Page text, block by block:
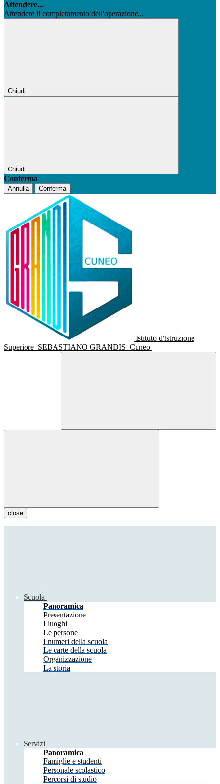
Attendere...
Attendere il completamento dell'operazione...
Chiudi
Chiudi
Conferma
Annulla Conferma
Istituto d'Istruzione
Superiore SEBASTIANO GRANDIS Cuneo
close
Scuola
Panoramica
Presentazione
I luoghi
Le persone
I numeri della scuola
Le carte della scuola
Organizzazione
La storia
Servizi
Panoramica
Famiglie e studenti
Personale scolastico
Percorsi di studio